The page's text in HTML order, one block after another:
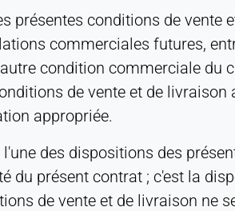
présentes conditions de vente
commerciales futures,
condition commerciale du
de vente et de
appropriée.
l'une des dispositions des
du présent contrat ; c'est la
de vente et de livraison ne
en matière de protection de la vie
ne peuvent pas être
Technology